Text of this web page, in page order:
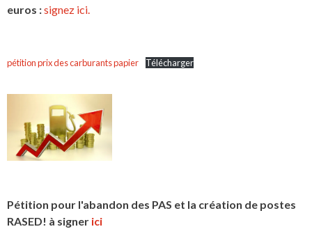
euros :signez ici.
pétition prix des carburants papier Télécharger
Pétition pour l'abandon des PAS et la création de postes
RASED! à signer ici